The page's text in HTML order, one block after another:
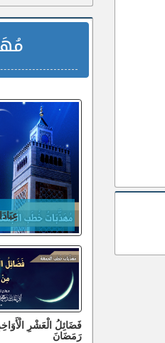
فَضَائِلُ الْعَشْرِ
رَمَضَانَ